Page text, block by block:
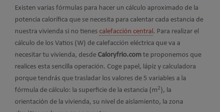
Existen varias fórmulas para hacer un cálculo aproximado de la
potencia calorífica que se necesita para calentar cada estancia de
nuestra vivienda si no tienes calefacción central. Para realizar el
cálculo de los Vatios (W) de calefacción eléctrica que va a
necesitar tu vivienda, desde Caloryfrio.com te proponemos que
realices esta sencilla operación. Coge papel, lápiz y calculadora
porque tendrás que trasladar los valores de 5 variables a la
fórmula de cálculo: la superficie de la estancia (m2), la
orientación de la vivienda, su nivel de aislamiento, la zona